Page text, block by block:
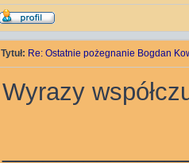
Tytuł: Re: Ostatnie pożegnanie Bogdan
Wyrazy